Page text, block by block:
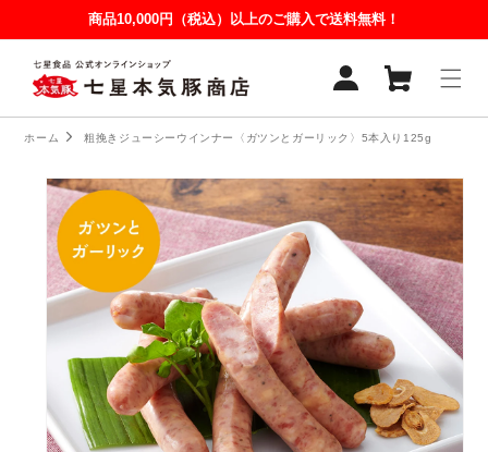
進む
商品10,000円（税込）以上のご購入で送料無料！
ホーム 粗挽きジューシーウインナー〈ガツンとガーリック〉5本入り125g
商品情
報にス
キップ